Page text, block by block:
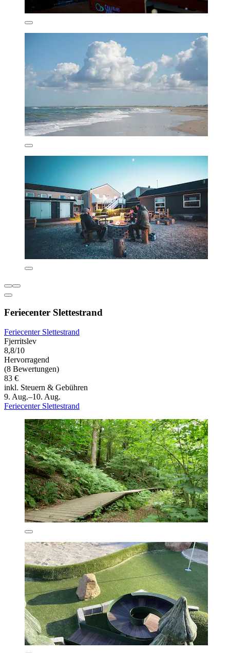
Feriecenter Slettestrand
Feriecenter Slettestrand
Fjerritslev
8,8/10
Hervorragend
(8 Bewertungen)
83 €
inkl. Steuern & Gebühren
9. Aug.–10. Aug.
Feriecenter Slettestrand